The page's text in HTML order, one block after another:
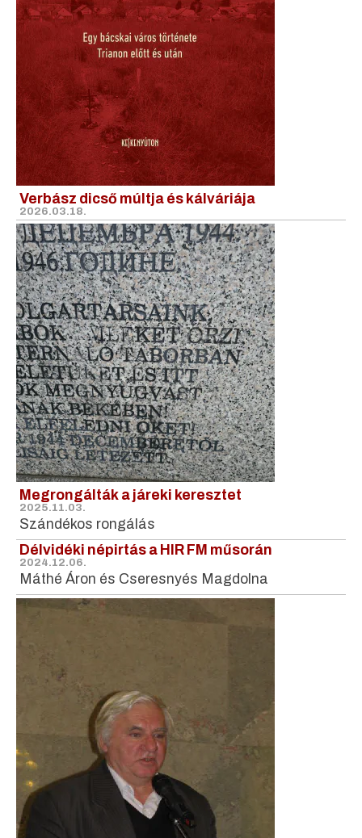
Verbász dicső múltja és kálváriája
2026.03.18.
Megrongálták a járeki keresztet
2025.11.03.
Szándékos rongálás
Délvidéki népirtás a HIR FM műsorán
2024.12.06.
Máthé Áron és Cseresnyés Magdolna